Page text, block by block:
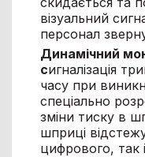
візуальний
персонал
Динамічний
сигналізація
часу при
спеціально
зміни тиску в
шприці
цифрового, так